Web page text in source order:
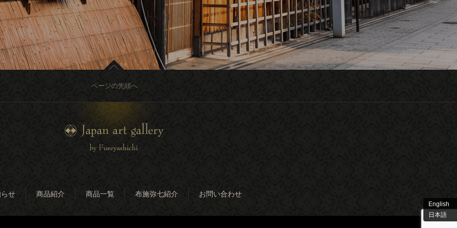
English
日本語
ページの先頭へ
せ 商品紹介 商品一覧 布施弥七紹介 お問い合わせ